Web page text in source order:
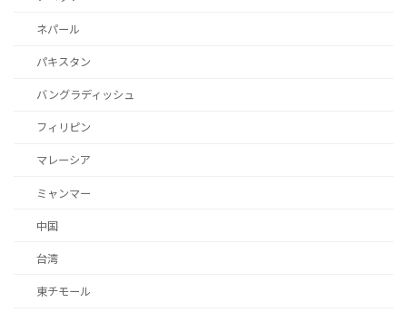
ネパール
パキスタン
バングラディッシュ
フィリピン
マレーシア
ミャンマー
中国
台湾
東チモール